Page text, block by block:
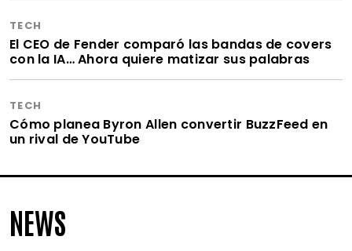
TECH
El CEO de Fender comparó las bandas de covers
con la IA… Ahora quiere matizar sus palabras
TECH
Cómo planea Byron Allen convertir BuzzFeed en
un rival de YouTube
NEWS